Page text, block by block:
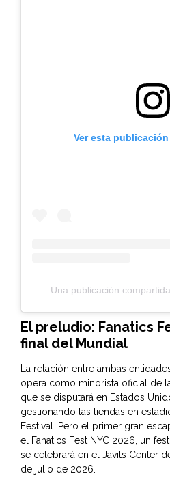
Ver esta
Una publicación
El preludio: Fanatics
final del Mundial
La relación entre ambas
opera como minorista oficial de
que se disputará en Estados
gestionando las tiendas en
Festival. Pero el primer gran
el Fanatics Fest NYC 2026, un
se celebrará en el Javits Center
de julio de 2026.